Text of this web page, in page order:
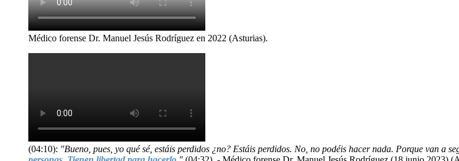
Médico forense Dr. Manuel Jesús Rodríguez en 2022 (Asturias).
(04:10): "Bueno, pues, yo qué sé, estáis perdidos ¿no? Estáis perdidos. No, no podéis hacer nada. Porque van a